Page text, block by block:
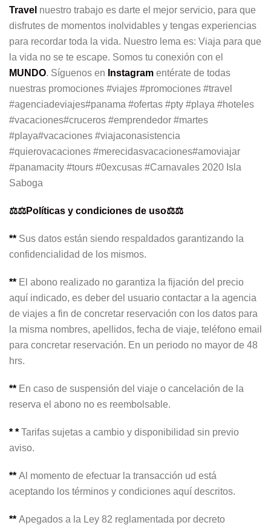
Travel nuestro trabajo es darte el mejor servicio, para que
disfrutes de momentos inolvidables y tengas experiencias
para recordar toda la vida. Nuestro lema es: Viaja para que
la vida no se te escape. Somos tu conexión con el
MUNDO. Síguenos en Instagram entérate de todas
nuestras promociones #viajes #promociones #travel
#agenciadeviajes#panama #ofertas #pty #playa #hoteles
#vacaciones#cruceros #emprendedor #martes
#playa#vacaciones #viajaconasistencia
#quierovacaciones #merecidasvacaciones#amoviajar
#panamacity #tours #0excusas #Carnavales 2020 Isla
Saboga
⚖️⚖️Políticas y condiciones de uso⚖️⚖️
** Sus datos están siendo respaldados garantizando la
confidencialidad de los mismos.
** El abono realizado no garantiza la fijación del precio
aquí indicado, es deber del usuario contactar a la agencia
de viajes a fin de concretar reservación con los datos para
la misma nombres, apellidos, fecha de viaje, teléfono email
para concretar reservación. En un periodo no mayor de 48
hrs.
** En caso de suspensión del viaje o cancelación de la
reserva el abono no es reembolsable.
* * Tarifas sujetas a cambio y disponibilidad sin previo
aviso.
** Al momento de efectuar la transacción ud está
aceptando los términos y condiciones aquí descritos.
** Apegados a la Ley 82 reglamentada por decreto